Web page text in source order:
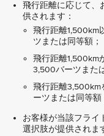
飛行距離に応じて、
供されます：
飛行距離1,500km
ツまたは同等額；
飛行距離1,500km
3,500バーツまた
飛行距離3,500km
ーツまたは同等額
お客様が当該フライ
選択肢が提供されま